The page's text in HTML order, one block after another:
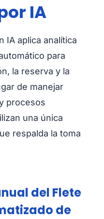
IA
IA aplica analítica
para
la reserva y la
de manejar
procesos
una única
respalda la toma
del Flete
de